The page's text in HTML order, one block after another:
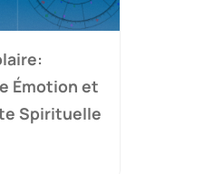
Émotion et
Spirituelle